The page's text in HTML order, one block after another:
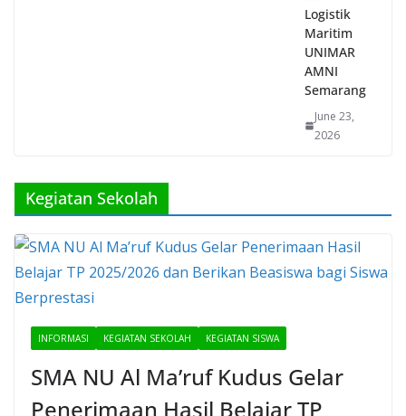
Maritim
UNIMAR
AMNI
Semarang
June 23,
2026
SMA NU Al Ma’ruf Kudus Gelar
Penerimaan Hasil Belajar TP